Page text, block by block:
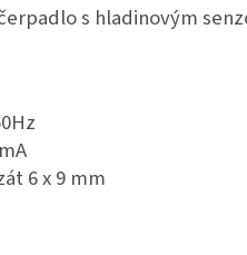
s hladinovým
6 x 9 mm